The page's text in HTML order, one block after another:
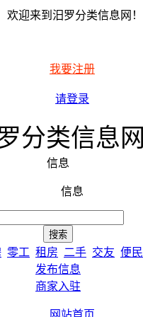
欢迎来到汨罗分类信息网！
我要注册
请登录
分类信息网
信息
信息
零工 租房 二手 交友 便民
发布信息
商家入驻
网站首页